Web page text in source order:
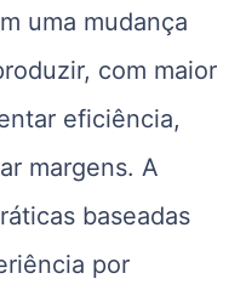
uma mudança
com maior
eficiência,
margens. A
baseadas
por